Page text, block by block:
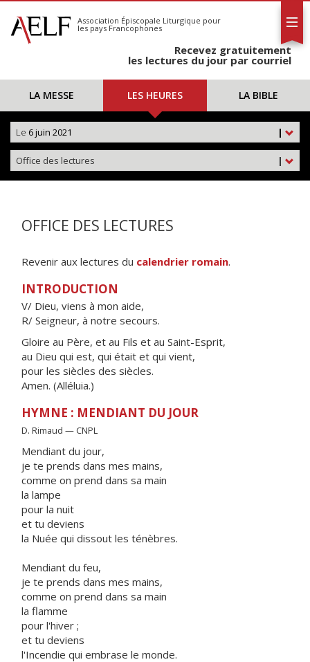
S'abonner
Calendrier
Association Épiscopale Liturgique pour
les pays Francophones
Recevez gratuitement
les lectures du jour par courriel
LA MESSE LES HEURES LA BIBLE
|
Le 6 juin 2021
|
Office des lectures
OFFICE DES LECTURES
Revenir aux lectures du calendrier romain.
INTRODUCTION
V/ Dieu, viens à mon aide,
R/ Seigneur, à notre secours.
Gloire au Père, et au Fils et au Saint-Esprit,
au Dieu qui est, qui était et qui vient,
pour les siècles des siècles.
Amen. (Alléluia.)
HYMNE : MENDIANT DU JOUR
D. Rimaud — CNPL
Mendiant du jour,
je te prends dans mes mains,
comme on prend dans sa main
la lampe
pour la nuit
et tu deviens
la Nuée qui dissout les ténèbres.
Mendiant du feu,
je te prends dans mes mains,
comme on prend dans sa main
la flamme
pour l'hiver ;
et tu deviens
l'Incendie qui embrase le monde.